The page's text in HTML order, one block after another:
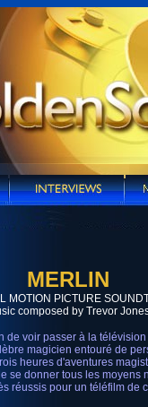
MERLIN
MOTION PICTURE
composed by Trevor
de voir passer à la
magicien entouré de
heures d'aventures
se donner tous les moyens
réussis pour un téléfilm de